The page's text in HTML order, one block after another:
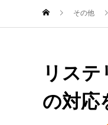
その他
リス
の対応